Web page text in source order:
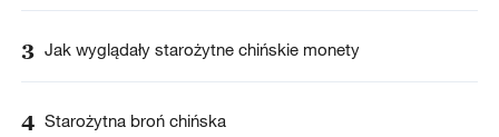
3 Jak wyglądały starożytne chińskie monety
4 Starożytna broń chińska